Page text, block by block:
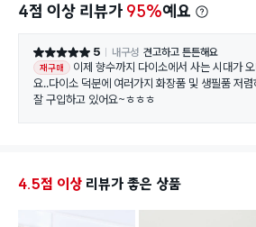
4점 이상 리뷰가 95%예요
별점 5점 5 내구성 견고하고 튼튼해요
재구매
이제 향수까지 다이소에서 사는 시대가 오
요..다이소 덕분에 여러가지 화장품 및 생필품 저렴
잘 구입하고 있어요~ㅎㅎㅎ
4.5점 이상 리뷰가 좋은 상품